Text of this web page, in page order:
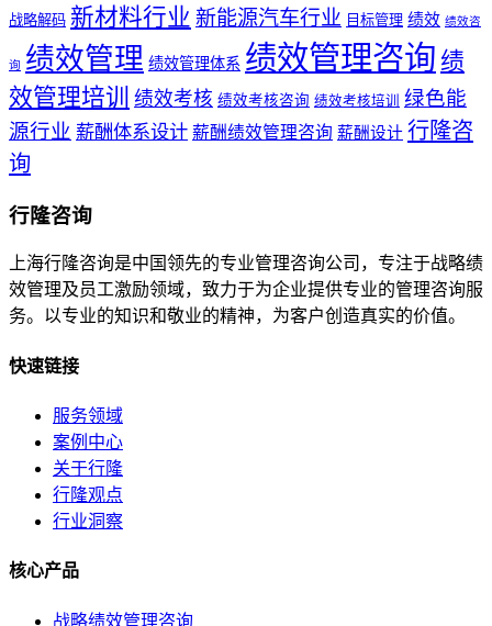
战略解码 新材料行业 新能源汽车行业 目标管理 绩效 绩效咨
询 绩效管理 绩效管理体系 绩效管理咨询 绩
效管理培训 绩效考核 绩效考核咨询 绩效考核培训
绿色能
源行业 薪酬体系设计 薪酬绩效管理咨询 薪酬设计 行隆咨
询
行隆咨询
上海行隆咨询是中国领先的专业管理咨询公司，专注于战略绩
效管理及员工激励领域，致力于为企业提供专业的管理咨询服
务。以专业的知识和敬业的精神，为客户创造真实的价值。
快速链接
服务领域
案例中心
关于行隆
行隆观点
行业洞察
核心产品
战略绩效管理咨询